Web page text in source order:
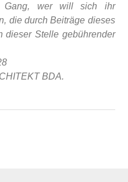
Gang, wer will sich ihr
die durch Beiträge dieses
dieser Stelle gebührender
BDA.